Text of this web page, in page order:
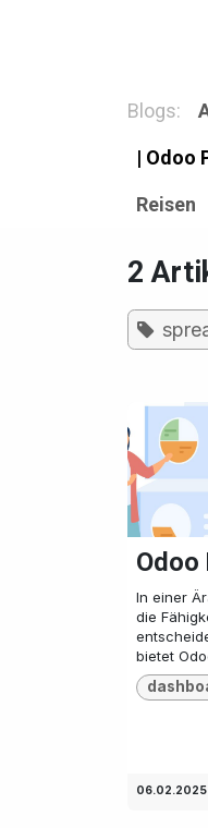
Blogs:
| Odoo
Reisen
2
Odoo
In einer
die
bietet
06.02.2025